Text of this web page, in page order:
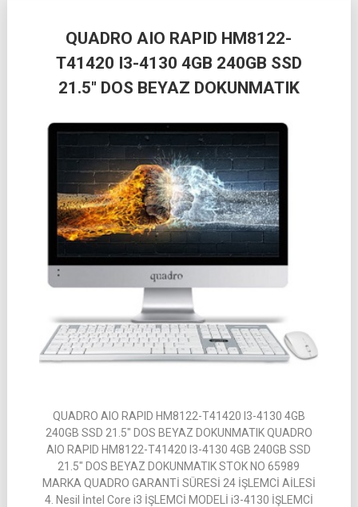
QUADRO AIO RAPID HM8122-
T41420 I3-4130 4GB 240GB SSD
21.5″ DOS BEYAZ DOKUNMATIK
QUADRO AIO RAPID HM8122-T41420 I3-4130 4GB
240GB SSD 21.5″ DOS BEYAZ DOKUNMATIK QUADRO
AIO RAPID HM8122-T41420 I3-4130 4GB 240GB SSD
21.5″ DOS BEYAZ DOKUNMATIK STOK NO 65989
MARKA QUADRO GARANTİ SÜRESİ 24 İŞLEMCİ AİLESİ
4. Nesil İntel Core i3 İŞLEMCİ MODELİ i3-4130 İŞLEMCİ